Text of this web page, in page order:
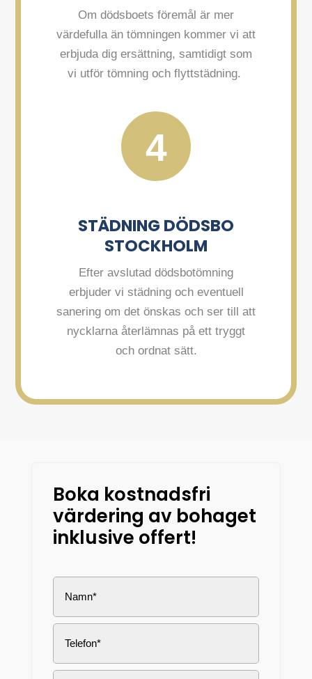
Om dödsboets föremål är mer
värdefulla än tömningen kommer vi att
erbjuda dig ersättning, samtidigt som
vi utför tömning och flyttstädning.
4
STÄDNING DÖDSBO
STOCKHOLM
Efter avslutad dödsbotömning
erbjuder vi städning och eventuell
sanering om det önskas och ser till att
nycklarna återlämnas på ett tryggt
och ordnat sätt.
Boka kostnadsfri
värdering av bohaget
inklusive offert!